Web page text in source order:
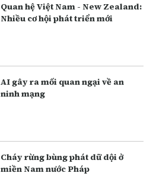
Quan hệ Việt Nam - New Zealand:
Nhiều cơ hội phát triển mới
AI gây ra mối quan ngại về an
ninh mạng
Cháy rừng bùng phát dữ dội ở
miền Nam nước Pháp